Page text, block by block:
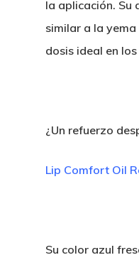
la aplicación. Su
similar a la
dosis ideal en
¿Un refuerzo
Lip Comfort Oil
Su color azul